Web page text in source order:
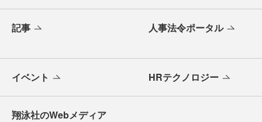
記事 人事法令ポータル
イベント HRテクノロジー
翔泳社のWebメディア